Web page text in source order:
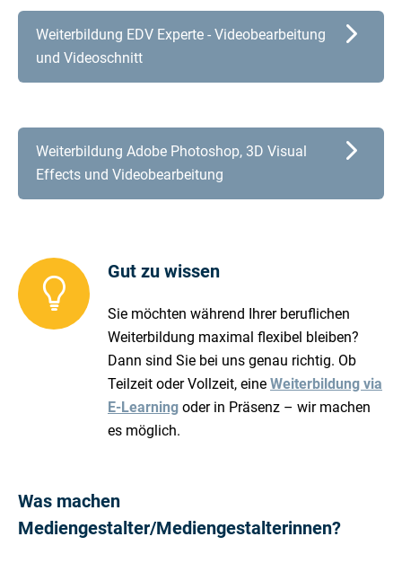
Weiterbildung EDV Experte - Videobearbeitung
und Videoschnitt
Weiterbildung Adobe Photoshop, 3D Visual
Effects und Videobearbeitung
Gut zu wissen
Sie möchten während Ihrer beruflichen
Weiterbildung maximal flexibel bleiben?
Dann sind Sie bei uns genau richtig. Ob
Teilzeit oder Vollzeit, eine Weiterbildung via
E-Learning oder in Präsenz – wir machen
es möglich.
Was machen
Mediengestalter/Mediengestalterinnen?